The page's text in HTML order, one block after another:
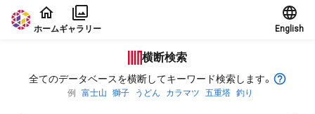
本文に飛ぶ
ホームギャラリー English
横断検索
全てのデータベースを横断してキーワード検索します。
例 富士山 獅子 うどん カラマツ 五重塔 釣り